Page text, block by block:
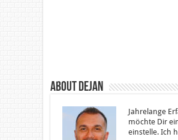
About Dejan
Jahrelange
möchte Dir
einstelle. Ich